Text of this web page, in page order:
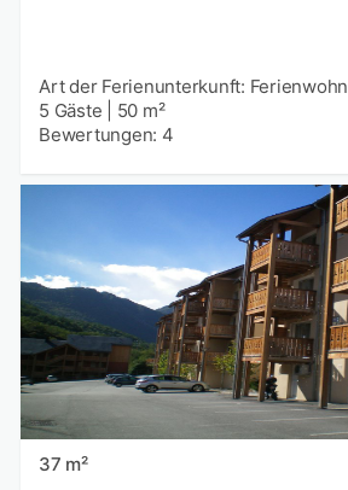
Art der Ferienunterkunft:
5 Gäste
50 m²
Bewertungen: 4
37 m²